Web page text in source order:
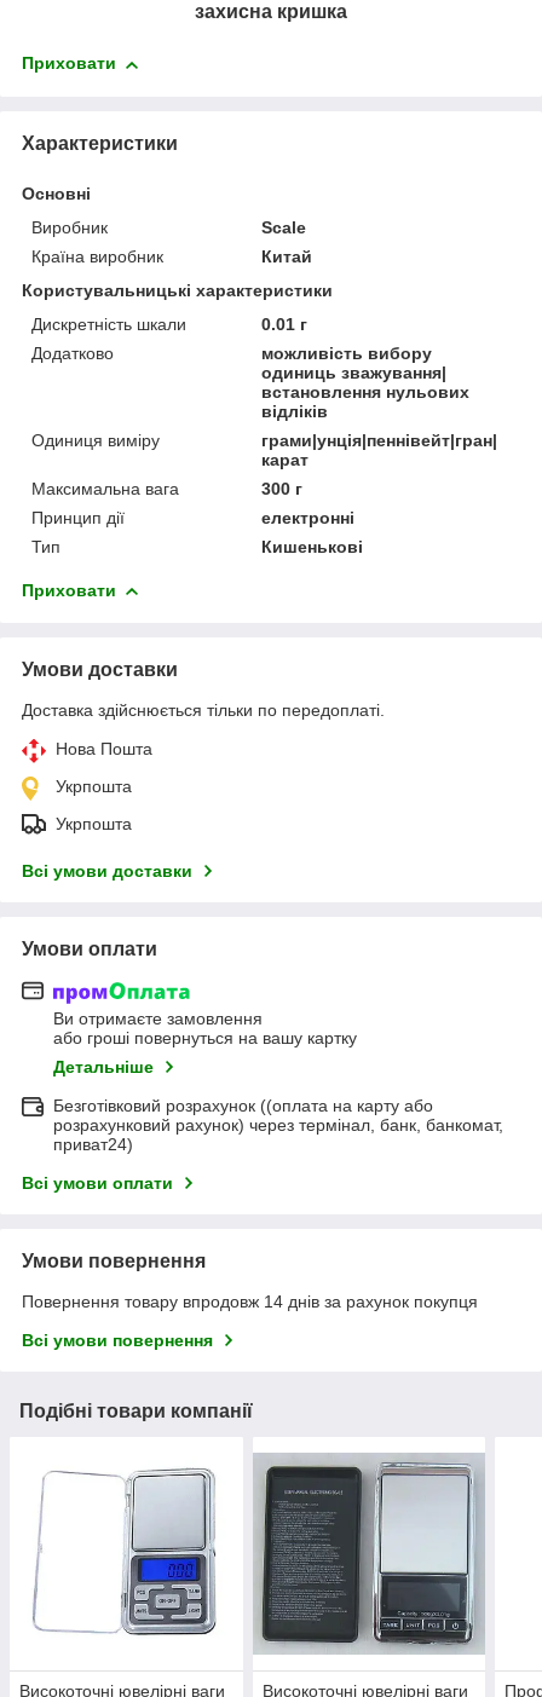
захисна кришка
Приховати
Характеристики
Основні
Виробник
Scale
Країна виробник
Китай
Користувальницькі характеристики
Дискретність шкали
0.01 г
Додатково
можливість вибору
одиниць зважування|
встановлення нульових
відліків
Одиниця виміру
грами|унція|пеннівейт|гран|
карат
Максимальна вага
300 г
Принцип дії
електронні
Тип
Кишенькові
Приховати
Умови доставки
Доставка здійснюється тільки по передоплаті.
Нова Пошта
Укрпошта
Укрпошта
Всі умови доставки
Умови оплати
Ви отримаєте замовлення
або гроші повернуться на вашу картку
Детальніше
Безготівковий розрахунок ((оплата на карту або
розрахунковий рахунок) через термінал, банк, банкомат,
приват24)
Всі умови оплати
Умови повернення
Повернення товару впродовж 14 днів за рахунок покупця
Всі умови повернення
Подібні товари компанії
Високоточні ювелірні ваги
Високоточні ювелірні ваги